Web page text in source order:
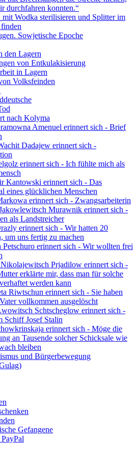
durchfahren konnten.“
mit Wodka sterilisieren und Splitter im
Sowjetische Epoche
den Lagern
von Entkulakisierung
in Lagern
Volksfeinden
nach Kolyma
Amenuel erinnert sich - Brief
Dadajew erinnert sich -
erinnert sich - Ich fühlte mich als
Kantowski erinnert sich - Das
eines glücklichen Menschen
erinnert sich - Zwangsarbeiterin
Murawnik erinnert sich -
als Landstreicher
erinnert sich - Wir hatten 20
um uns fertig zu machen
Petschuro erinnert sich - Wir wollten frei
Prjadilow erinnert sich -
erklärte mir, dass man für solche
werden kann
Riwtschun erinnert sich - Sie haben
vollkommen ausgelöscht
Schtscheglow erinnert sich -
Schiff Josef Stalin
erinnert sich - Möge die
an Tausende solcher Schicksale wie
bleiben
und Bürgerbewegung
Gefangene